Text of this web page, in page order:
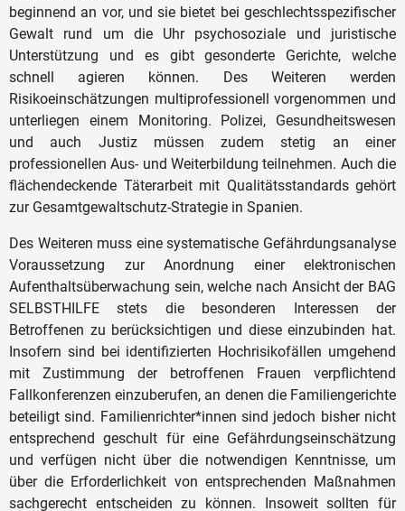
beginnend an vor, und sie bietet bei geschlechtsspezifischer
Gewalt rund um die Uhr psychosoziale und juristische
Unterstützung und es gibt gesonderte Gerichte, welche
schnell agieren können. Des Weiteren werden
Risikoeinschätzungen multiprofessionell vorgenommen und
unterliegen einem Monitoring. Polizei, Gesundheitswesen
und auch Justiz müssen zudem stetig an einer
professionellen Aus- und Weiterbildung teilnehmen. Auch die
flächendeckende Täterarbeit mit Qualitätsstandards gehört
zur Gesamtgewaltschutz-Strategie in Spanien.
Des Weiteren muss eine systematische Gefährdungsanalyse
Voraussetzung zur Anordnung einer elektronischen
Aufenthaltsüberwachung sein, welche nach Ansicht der BAG
SELBSTHILFE stets die besonderen Interessen der
Betroffenen zu berücksichtigen und diese einzubinden hat.
Insofern sind bei identifizierten Hochrisikofällen umgehend
mit Zustimmung der betroffenen Frauen verpflichtend
Fallkonferenzen einzuberufen, an denen die Familiengerichte
beteiligt sind. Familienrichter*innen sind jedoch bisher nicht
entsprechend geschult für eine Gefährdungseinschätzung
und verfügen nicht über die notwendigen Kenntnisse, um
über die Erforderlichkeit von entsprechenden Maßnahmen
sachgerecht entscheiden zu können. Insoweit sollten für